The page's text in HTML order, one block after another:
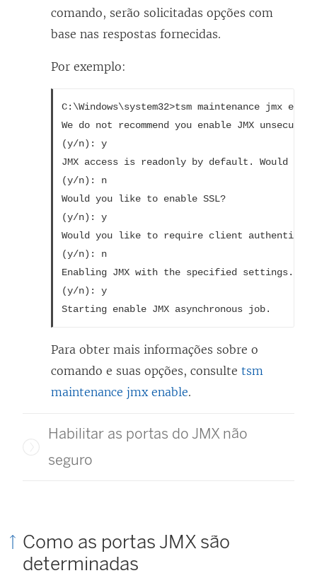
comando, serão solicitadas opções com
base nas respostas fornecidas.
Por exemplo:
C:\Windows\system32>tsm maintenance jmx
We do not recommend you enable JMX
(y/n): y
JMX access is readonly by default. Would
(y/n): n
Would you like to enable SSL?
(y/n): y
Would you like to require client
(y/n): n
Enabling JMX with the specified settings.
(y/n): y
Starting enable JMX asynchronous job.
Para obter mais informações sobre o
comando e suas opções, consulte tsm
maintenance jmx enable.
Habilitar as portas do JMX não
seguro
Como as portas JMX são
determinadas